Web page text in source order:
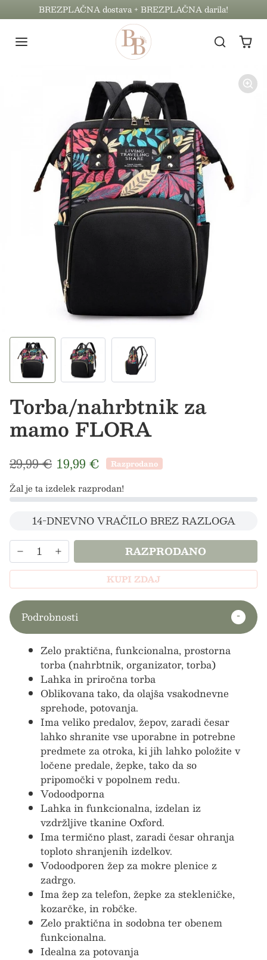
Preskoči na vsebino
BREZPLAČNA dostava + BREZPLAČNA darila!
Torba/nahrbtnik za
mamo FLORA
Redna cena
29,99 € Prodajna cena
19,99 € Razprodano
Žal je ta izdelek razprodan!
14-DNEVNO VRAČILO BREZ RAZLOGA
RAZPRODANO
KUPI ZDAJ
Podrobnosti
Zelo praktična, funkcionalna, prostorna
torba (nahrbtnik, organizator, torba)
Lahka in priročna torba
Oblikovana tako, da olajša vsakodnevne
sprehode, potovanja.
Ima veliko predalov, žepov, zaradi česar
lahko shranite vse uporabne in potrebne
predmete za otroka, ki jih lahko položite v
ločene predale, žepke, tako da so
pripomočki v popolnem redu.
Vodoodporna
Lahka in funkcionalna, izdelan iz
vzdržljive tkanine Oxford.
Ima termično plast, zaradi česar ohranja
toploto shranjenih izdelkov.
Vodoodporen žep za mokre plenice z
zadrgo.
Ima žep za telefon, žepke za stekleničke,
kozarčke, in robčke.
Zelo praktična in sodobna ter obenem
funkcionalna.
Idealna za potovanja